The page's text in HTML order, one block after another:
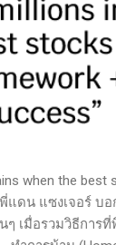
when the best
แดน แซงเจอร์ บอ
เมื่อรวมวิธีการ